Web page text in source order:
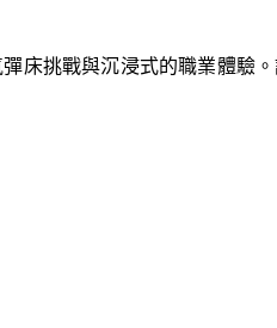
床挑戰與沉浸式的職業體驗